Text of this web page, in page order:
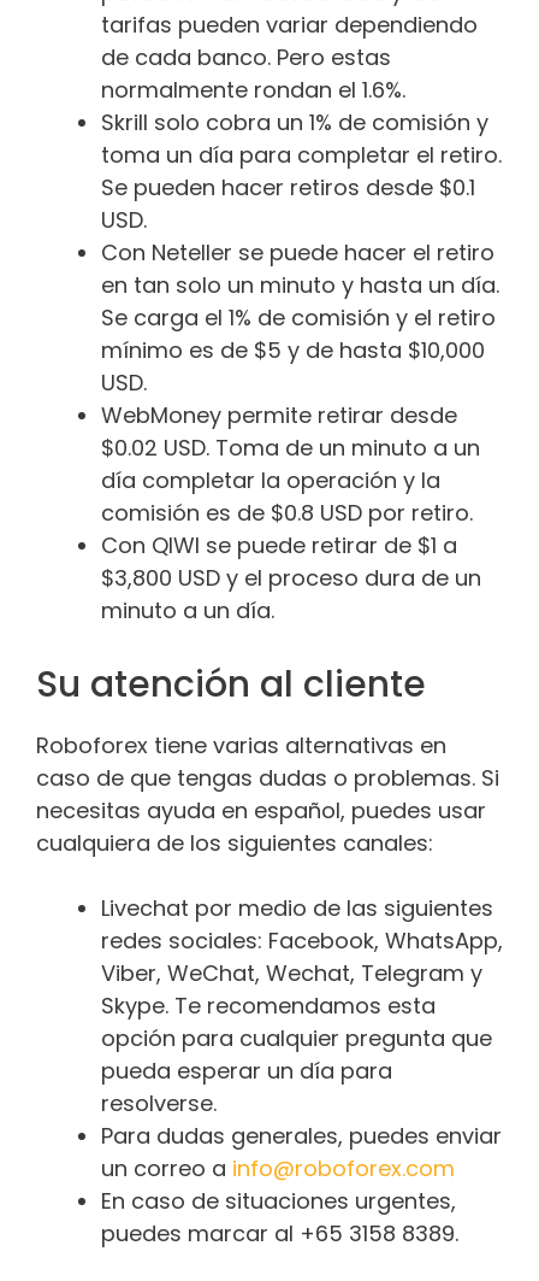
tarifas pueden variar dependiendo
de cada banco. Pero estas
normalmente rondan el 1.6%.
Skrill solo cobra un 1% de comisión y
toma un día para completar el retiro.
Se pueden hacer retiros desde $0.1
USD.
Con Neteller se puede hacer el retiro
en tan solo un minuto y hasta un día.
Se carga el 1% de comisión y el retiro
mínimo es de $5 y de hasta $10,000
USD.
WebMoney permite retirar desde
$0.02 USD. Toma de un minuto a un
día completar la operación y la
comisión es de $0.8 USD por retiro.
Con QIWI se puede retirar de $1 a
$3,800 USD y el proceso dura de un
minuto a un día.
Su atención al cliente
Roboforex tiene varias alternativas en
caso de que tengas dudas o problemas. Si
necesitas ayuda en español, puedes usar
cualquiera de los siguientes canales:
Livechat por medio de las siguientes
redes sociales: Facebook, WhatsApp,
Viber, WeChat, Wechat, Telegram y
Skype. Te recomendamos esta
opción para cualquier pregunta que
pueda esperar un día para
resolverse.
Para dudas generales, puedes enviar
un correo a info@roboforex.com
En caso de situaciones urgentes,
puedes marcar al +65 3158 8389.